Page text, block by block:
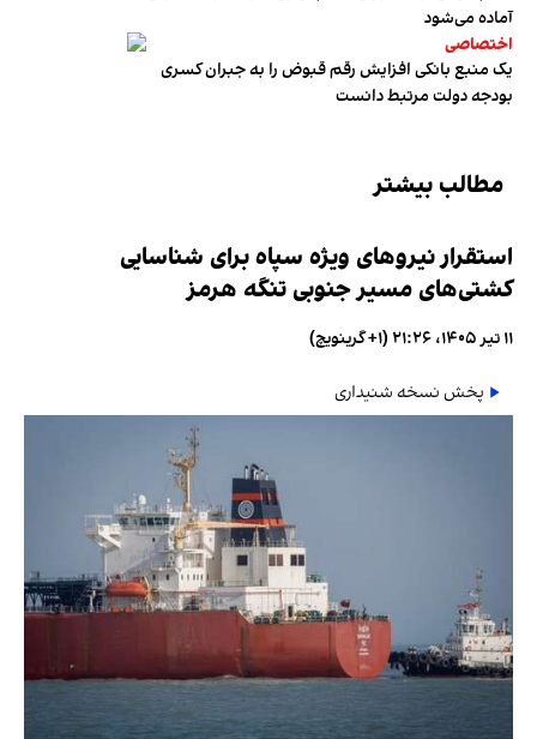
آماده می‌شود
اختصاصی
یک منبع بانکی افزایش رقم قبوض را به جبران کسری
بودجه دولت مرتبط دانست
مطالب بیشتر
استقرار نیروهای ویژه سپاه برای شناسایی
کشتی‌های مسیر جنوبی تنگه هرمز
۱۱ تیر ۱۴۰۵، ۲۱:۲۶ (‎+۱ گرینویچ)
پخش نسخه شنیداری